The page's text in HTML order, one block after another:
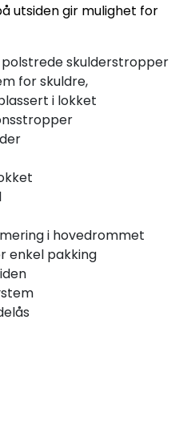
utsiden gir mulighet for
skulderstropper
for skuldre,
i lokket
i hovedrommet
enkel pakking